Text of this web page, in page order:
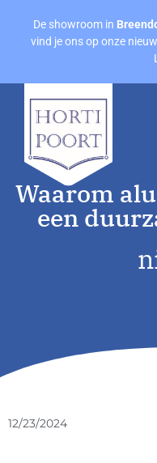
De showroom in
vind je ons op onze
Waarom
een
12/23/2024